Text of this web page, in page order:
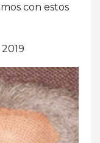
con estos